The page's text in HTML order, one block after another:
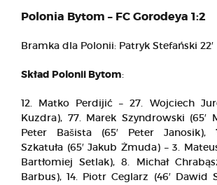
Polonia Bytom – FC Gorodeya 1:2
Bramka dla Polonii: Patryk Stefański 22′
Skład Polonii Bytom:
12. Matko Perdijić – 27. Wojciech
Kuzdra), 77. Marek Szyndrowski (65′
Peter Bašista (65′ Peter Janosik),
Szkatuła (65′ Jakub Żmuda) – 3.
Bartłomiej Setlak), 8. Michał
Barbus), 14. Piotr Ceglarz (46′ Dawid